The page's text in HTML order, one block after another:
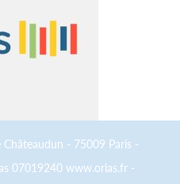
- 75009 Paris -
07019240 www.orias.fr -